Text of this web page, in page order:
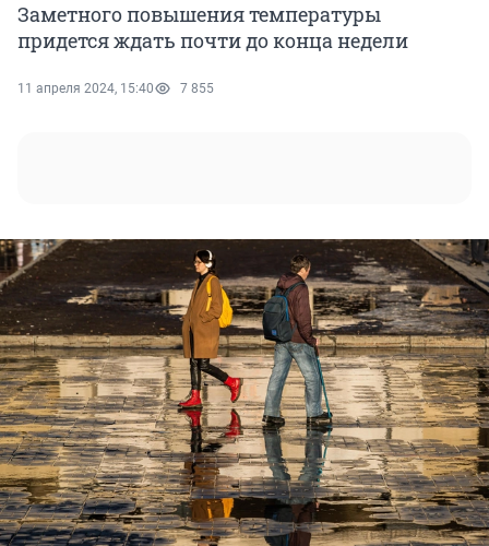
Заметного повышения температуры
придется ждать почти до конца недели
11 апреля 2024, 15:40 7 855